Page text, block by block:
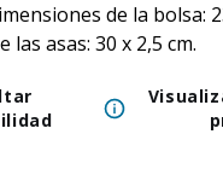
de la bolsa:
las asas: 30 x 2,5 cm.